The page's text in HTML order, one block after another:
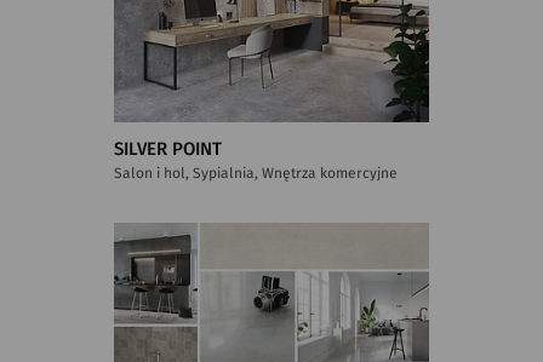
SILVER POINT
Salon i hol, Sypialnia, Wnętrza komercyjne